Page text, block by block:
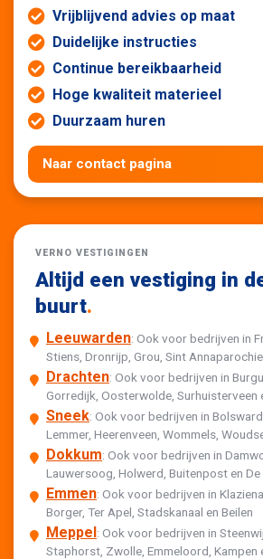
Vrijblijvend advies op maat
Duidelijke instructies
Continue bereikbaarheid
Hoge kwaliteit materieel
Duurzaam huren
Naar contact pagina
VERNO VESTIGINGEN
Altijd een vestiging in
buurt.
Leeuwarden: Ook voor bedrijven in
Stiens, Dronrijp, Grou, Sint
Drachten: Ook voor bedrijven in
Gorredijk, Oosterwolde, Surhuisterveen
Sneek: Ook voor bedrijven in
Lemmer, Heerenveen, Wommels,
Dokkum: Ook voor bedrijven in
Lauwersoog, Holwerd, Buitenpost en De
Emmen: Ook voor bedrijven in
Borger, Ter Apel, Stadskanaal en Beilen
Meppel: Ook voor bedrijven in
Staphorst, Zwolle, Emmeloord, Kampen